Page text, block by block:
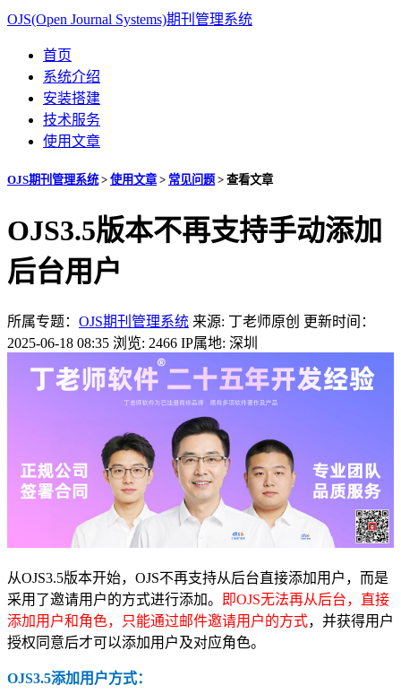
OJS(Open Journal Systems)期刊管理系统
首页
系统介绍
安装搭建
技术服务
使用文章
OJS期刊管理系统> 使用文章> 常见问题 > 查看文章
OJS3.5版本不再支持手动添加
后台用户
所属专题： OJS期刊管理系统 来源: 丁老师原创 更新时间：
2025-06-18 08:35 浏览: 2466 IP属地: 深圳
从OJS3.5版本开始，OJS不再支持从后台直接添加用户，而是
采用了邀请用户的方式进行添加。
即OJS无法再从后台，直接
添加用户和角色，只能通过邮件邀请用户的方式，并获得用户
授权同意后才可以添加用户及对应角色。
OJS3.5添加用户方式：